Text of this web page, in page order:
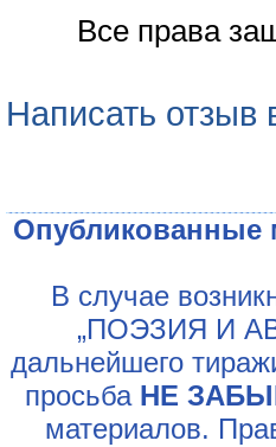
Все права
Написать отзыв
Опубликованные
В случае
„ПОЭЗИЯ И
дальнейшего
просьба НЕ
материалов.